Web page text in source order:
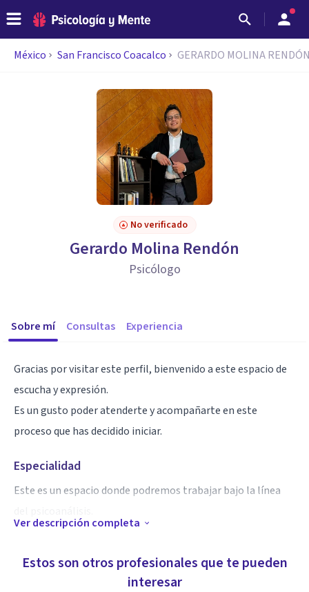
México San Francisco Coacalco GERARDO MOLINA
No verificado
Gerardo Molina Rendón
Psicólogo
Sobre mí Consultas Experiencia
Gracias por visitar este perfil, bienvenido a este espacio de
escucha y expresión.
Es un gusto poder atenderte y acompañarte en este
proceso que has decidido iniciar.
Especialidad
Este es un espacio donde podremos trabajar bajo la línea
Ser psicólogo es algo que me apasiona, por lo que me gusta
Ver descripción completa
Estos son otros profesionales que te pueden
interesar